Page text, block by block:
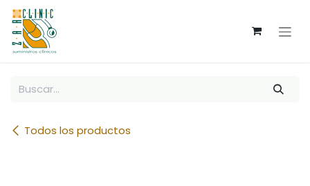
Ir al contenido
Todos los productos